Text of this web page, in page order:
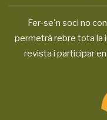
Fer-se'n soci no
permetrà rebre tota la
revista i participar